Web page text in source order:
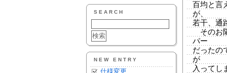
SEARCH
NEW ENTRY
仕様変更
百均と言
が、
若干、通
そのお
パー
だったの
が
入ってし